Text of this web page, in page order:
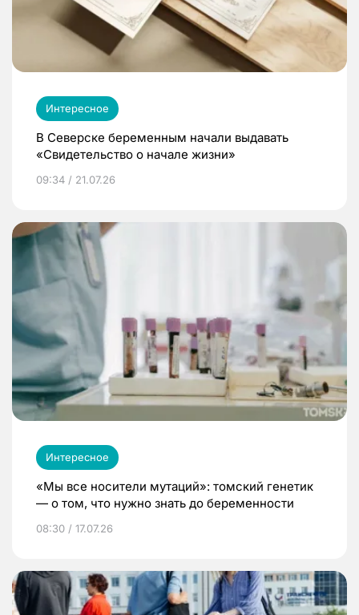
Интересное
В Северске беременным начали выдавать
«Свидетельство о начале жизни»
09:34 / 21.07.26
Интересное
«Мы все носители мутаций»: томский генетик
— о том, что нужно знать до беременности
08:30 / 17.07.26